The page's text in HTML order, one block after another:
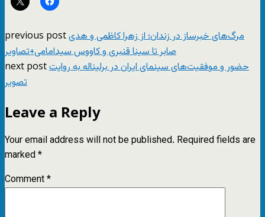
previous postمرگ‌های خبرساز در زندان؛ از زهرا کاظمی و هدی
صابر تا سینا قنبری و کاووس سیدامامی+تصاویر
next postحضور و موفقیت‌های سینمای ایران در برلیناله به روایت
تصویر
Leave a Reply
Your email address will not be published. Required fields are
marked*
Comment*